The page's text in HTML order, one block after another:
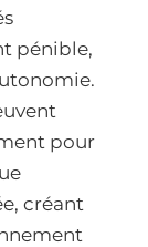
pénible,
pour
créant